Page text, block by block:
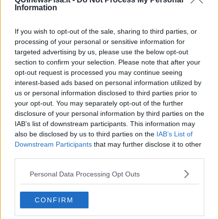
Information
If you wish to opt-out of the sale, sharing to third parties, or
processing of your personal or sensitive information for
targeted advertising by us, please use the below opt-out
section to confirm your selection. Please note that after your
opt-out request is processed you may continue seeing
interest-based ads based on personal information utilized by
us or personal information disclosed to third parties prior to
your opt-out. You may separately opt-out of the further
disclosure of your personal information by third parties on the
IAB’s list of downstream participants. This information may
also be disclosed by us to third parties on the IAB’s List of
Downstream Participants that may further disclose it to other
Personal Data Processing Opt Outs
CONFIRM
settore dei dispositivi medici, è di grande utilità. “Nei pazienti affetti
neuromuscolari
l’esercizio della statica eretta è importante per
promuovere l’allineamento posturale – hanno spiegato dall’Unità
operativa 1 dell'ospedale Stella Maris di Calambrone -, per
contenere l’avanzamento di eventuali retrazioni o di scoliosi, per il
mantenimento della mineralizzazione ossea e per favorire la
respirazione, la circolazione e la peristalsi intestinale".
"Inoltre - è stato sottolineato -, la possibilità di mantenere la statica
eretta f avorisce l’interazione socialepromuovendo un migliore
sviluppo emotivo-affettivo. Gli stabilizzatori, utilizzati nei pazienti che
non mantengono autonomamente la postura eretta, permettono il
mantenimento della statica per tempi lunghi riducendo
l’affaticabilità, inoltre la presenza di tavoli anteriori da lavoro
permettonol’uso degli arti superiori anche in statica eretta. Se
effettuano uno stretching efficace e continuativo a livello degli arti
inferiori”.